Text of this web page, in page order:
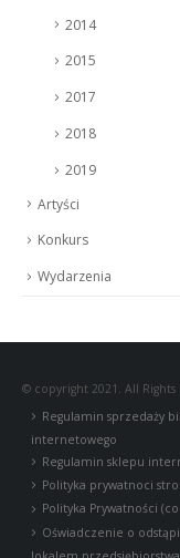
2014
2015
2017
2018
2019
Artyści
Konkurs
Wydarzenia
© copyright 2021. All Rights
Regulamin sprzedaży
internetowego
Regulamin sklepu
Polityka prywatnoci
Polityka Prywatności
Oświadczenie o